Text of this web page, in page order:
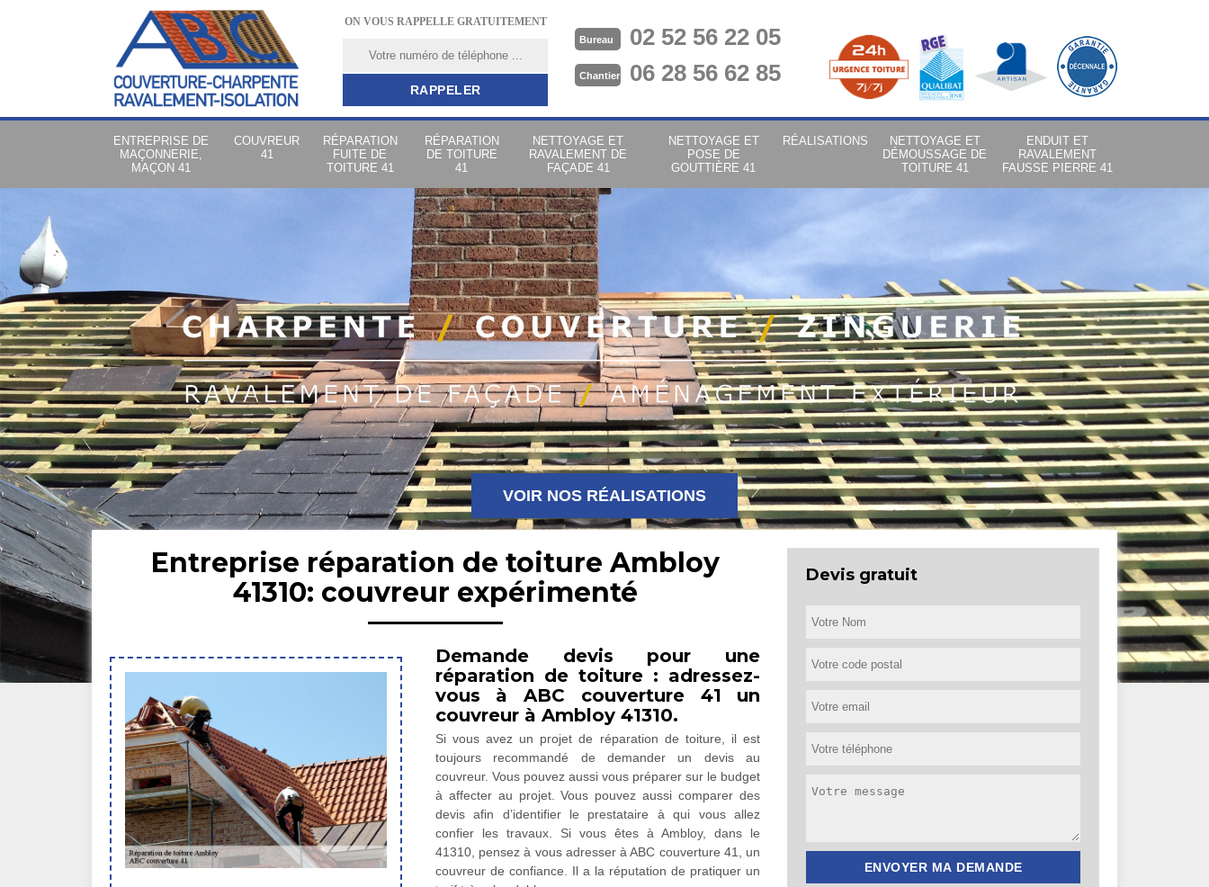
ON VOUS RAPPELLE GRATUITEMENT
Bureau 02 52 56 22 05
Chantier 06 28 56 62 85
ENTREPRISE DE
MAÇONNERIE,
MAÇON 41
COUVREUR
41
RÉPARATION
FUITE DE
TOITURE 41
RÉPARATION
DE TOITURE
41
NETTOYAGE ET
RAVALEMENT DE
FAÇADE 41
NETTOYAGE ET
POSE DE
GOUTTIÈRE 41
RÉALISATIONS
NETTOYAGE ET
DÉMOUSSAGE DE
TOITURE 41
ENDUIT ET
RAVALEMENT
FAUSSE PIERRE 41
VOIR NOS RÉALISATIONS
Entreprise réparation de toiture Ambloy
41310: couvreur expérimenté
Demande devis pour une
réparation de toiture : adressez-
vous à ABC couverture 41 un
couvreur à Ambloy 41310.
Si vous avez un projet de réparation de toiture, il est
toujours recommandé de demander un devis au
couvreur. Vous pouvez aussi vous préparer sur le budget
à affecter au projet. Vous pouvez aussi comparer des
devis afin d’identifier le prestataire à qui vous allez
confier les travaux. Si vous êtes à Ambloy, dans le
41310, pensez à vous adresser à ABC couverture 41, un
couvreur de confiance. Il a la réputation de pratiquer un
Devis gratuit